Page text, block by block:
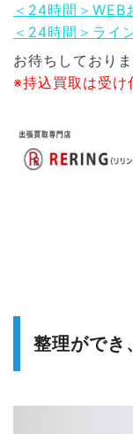
＜24時間＞WEB
＜24時間＞ライ
お待ちしておりま
※持込買取は受け
整理ができ